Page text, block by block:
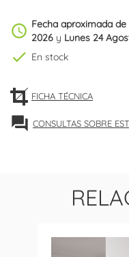
schedule Fecha aproximada
2026 y Lunes 24
check En stock
FICHA TÉCNICA
forum CONSULTAS SOBRE